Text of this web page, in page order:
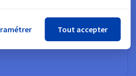
une meilleure prise de décision
Tout accepter